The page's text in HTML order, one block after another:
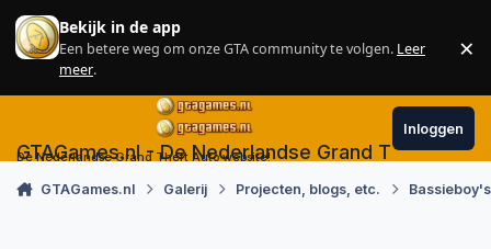
Skip to content
Bekijk in de app
Een betere weg om onze GTA community te volgen. Leer
meer.
×
GTAGames.nl - De Nederlandse Grand Theft Auto
De Nederlandse Grand Theft Auto website!
Inloggen
GTAGames.nl Galerij Projecten, blogs, etc.